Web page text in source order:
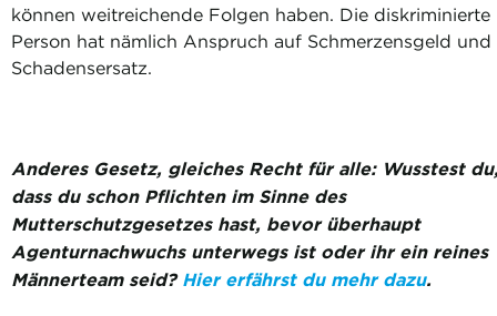
können weitreichende Folgen haben. Die diskriminierte
Person hat nämlich Anspruch auf Schmerzensgeld und
Schadensersatz.
Anderes Gesetz, gleiches Recht für alle: Wusstest
dass du schon Pflichten im Sinne des
Mutterschutzgesetzes hast, bevor überhaupt
Agenturnachwuchs unterwegs ist oder ihr ein reines
Männerteam seid? Hier erfährst du mehr dazu.